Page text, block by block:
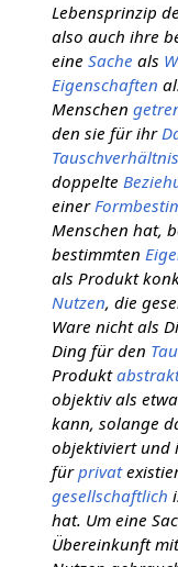
Lebensprinzip
also auch ihre
eine Sache als
Eigenschaften
Menschen
den sie für ihr
doppelte
einer
Menschen hat,
bestimmten
als Produkt
Nutzen, die
Ware nicht als
Ding für den
Produkt
objektiv als
kann, solange
objektiviert und
fürprivat
gesellschaftlich
hat. Um eine
Übereinkunft